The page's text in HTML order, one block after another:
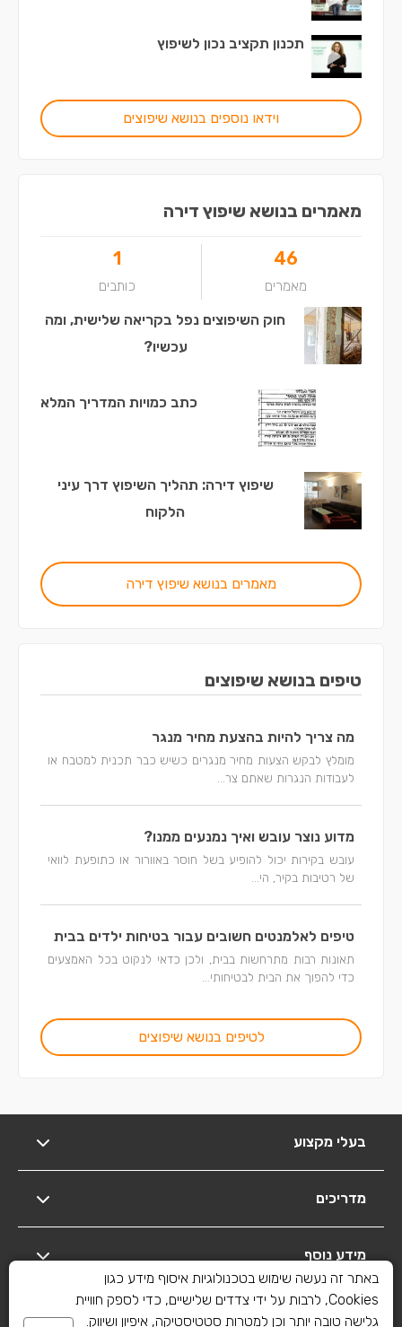
תכנון תקציב נכון לשיפוץ
וידאו נוספים בנושא שיפוצים
מאמרים בנושא שיפוץ דירה
46
מאמרים
1
כותבים
חוק השיפוצים נפל בקריאה שלישית, ומה
עכשיו?
כתב כמויות המדריך המלא
שיפוץ דירה: תהליך השיפוץ דרך עיני
הלקוח
מאמרים בנושא שיפוץ דירה
טיפים בנושא שיפוצים
מה צריך להיות בהצעת מחיר מנגר
מומלץ לבקש הצעות מחיר מנגרים כשיש כבר תכנית למטבח או
לעבודות הנגרות שאתם צר...
מדוע נוצר עובש ואיך נמנעים ממנו?
עובש בקירות יכול להופיע בשל חוסר באוורור או כתופעת לוואי
של רטיבות בקיר, הי...
טיפים לאלמנטים חשובים עבור בטיחות ילדים בבית
תאונות רבות מתרחשות בבית, ולכן כדאי לנקוט בכל האמצעים
כדי להפוך את הבית לבטיחותי...
לטיפים בנושא שיפוצים
בעלי מקצוע
מדריכים
מידע נוסף
יצירת קשר
באתר זה נעשה שימוש בטכנולוגיות איסוף מידע כגון
Cookies, לרבות על ידי צדדים שלישיים, כדי לספק חוויית
גלישה טובה יותר וכן למטרות סטטיסטיקה, איפיון ושיווק.